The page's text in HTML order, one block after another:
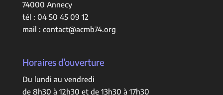
74000 Annecy
tél : 04 50 45 09 12
mail : contact@acmb74.org
Horaires d’ouverture
Du lundi au vendredi
de 8h30 à 12h30 et de 13h30 à 17h30